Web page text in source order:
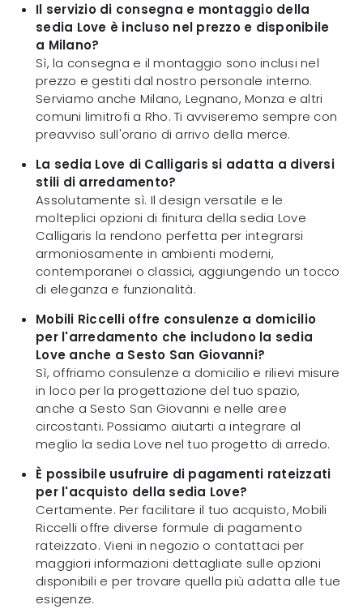
Il servizio di consegna e montaggio della
sedia Love è incluso nel prezzo e disponibile
a Milano?
Sì, la consegna e il montaggio sono inclusi nel
prezzo e gestiti dal nostro personale interno.
Serviamo anche Milano, Legnano, Monza e altri
comuni limitrofi a Rho. Ti avviseremo sempre con
preavviso sull'orario di arrivo della merce.
La sedia Love di Calligaris si adatta a diversi
stili di arredamento?
Assolutamente sì. Il design versatile e le
molteplici opzioni di finitura della sedia Love
Calligaris la rendono perfetta per integrarsi
armoniosamente in ambienti moderni,
contemporanei o classici, aggiungendo un tocco
di eleganza e funzionalità.
Mobili Riccelli offre consulenze a domicilio
per l'arredamento che includono la sedia
Love anche a Sesto San Giovanni?
Sì, offriamo consulenze a domicilio e rilievi misure
in loco per la progettazione del tuo spazio,
anche a Sesto San Giovanni e nelle aree
circostanti. Possiamo aiutarti a integrare al
meglio la sedia Love nel tuo progetto di arredo.
È possibile usufruire di pagamenti rateizzati
per l'acquisto della sedia Love?
Certamente. Per facilitare il tuo acquisto, Mobili
Riccelli offre diverse formule di pagamento
rateizzato. Vieni in negozio o contattaci per
maggiori informazioni dettagliate sulle opzioni
disponibili e per trovare quella più adatta alle tue
esigenze.